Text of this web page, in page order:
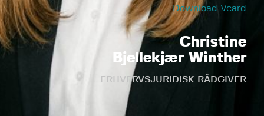
Download Vcard
Christine
Bjellekjær Winther
ERHVERVSJURIDISK RÅDGIVER